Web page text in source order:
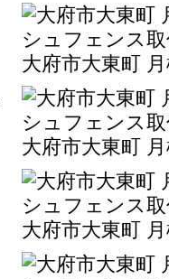
大府市大東町
大府市大東町
大府市大東町